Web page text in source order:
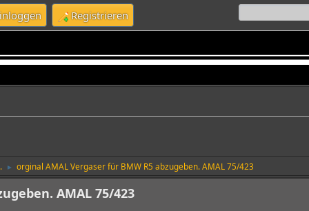
Registrieren
► orginal AMAL Vergaser für BMW R5 abzugeben. AMAL 75/423
AMAL 75/423